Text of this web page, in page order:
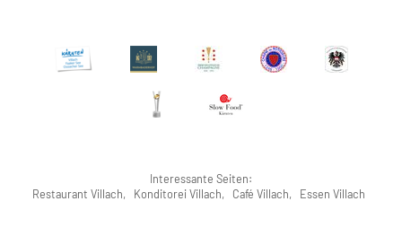
Interessante Seiten:
Restaurant Villach, Konditorei Villach, Café Villach, Essen Villach